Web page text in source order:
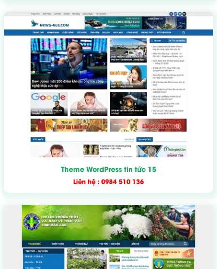
Theme WordPress tin tức 15
Liên hệ : 0984 510 136